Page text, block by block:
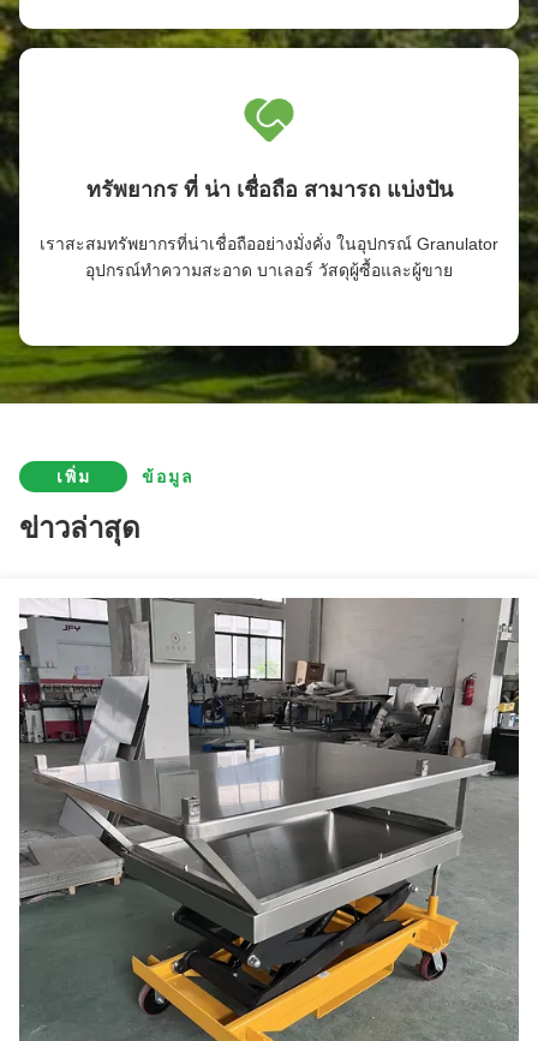
ทรัพยากร ที่ น่า เชื่อถือ สามารถ แบ่งปัน
เราสะสมทรัพยากรที่น่าเชื่อถืออย่างมั่งคั่ง ในอุปกรณ์ Granulator
อุปกรณ์ทําความสะอาด บาเลอร์ วัสดุผู้ซื้อและผู้ขาย
เพิ่ม ข้อมูล
ข่าวล่าสุด